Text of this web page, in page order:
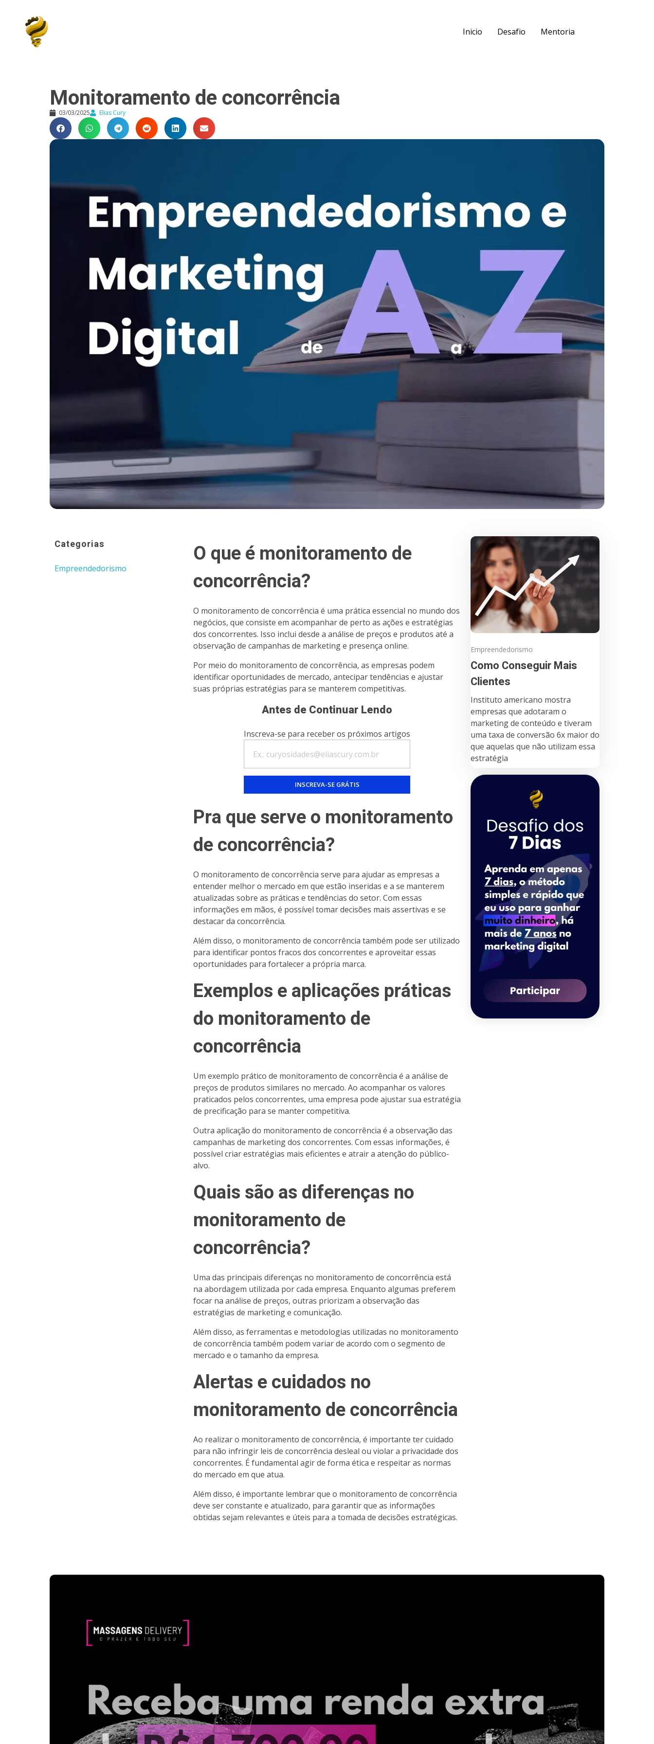
Inicio Desafio Mentoria
Monitoramento de concorrência
03/03/2025 Elias Cury
Categorias
Empreendedorismo
O que é monitoramento de
concorrência?
O monitoramento de concorrência é uma prática essencial no mundo dos
negócios, que consiste em acompanhar de perto as ações e estratégias
dos concorrentes. Isso inclui desde a análise de preços e produtos até a
observação de campanhas de marketing e presença online.
Por meio do monitoramento de concorrência, as empresas podem
identificar oportunidades de mercado, antecipar tendências e ajustar
suas próprias estratégias para se manterem competitivas.
Antes de Continuar Lendo
Inscreva-se para receber os próximos artigos
Pra que serve o monitoramento
de concorrência?
O monitoramento de concorrência serve para ajudar as empresas a
entender melhor o mercado em que estão inseridas e a se manterem
atualizadas sobre as práticas e tendências do setor. Com essas
informações em mãos, é possível tomar decisões mais assertivas e se
destacar da concorrência.
Além disso, o monitoramento de concorrência também pode ser utilizado
para identificar pontos fracos dos concorrentes e aproveitar essas
oportunidades para fortalecer a própria marca.
Exemplos e aplicações práticas
do monitoramento de
concorrência
Um exemplo prático de monitoramento de concorrência é a análise de
preços de produtos similares no mercado. Ao acompanhar os valores
praticados pelos concorrentes, uma empresa pode ajustar sua estratégia
de precificação para se manter competitiva.
Outra aplicação do monitoramento de concorrência é a observação das
campanhas de marketing dos concorrentes. Com essas informações, é
possível criar estratégias mais eficientes e atrair a atenção do público-
alvo.
Quais são as diferenças no
monitoramento de
concorrência?
Uma das principais diferenças no monitoramento de concorrência está
na abordagem utilizada por cada empresa. Enquanto algumas preferem
focar na análise de preços, outras priorizam a observação das
estratégias de marketing e comunicação.
Além disso, as ferramentas e metodologias utilizadas no monitoramento
de concorrência também podem variar de acordo com o segmento de
mercado e o tamanho da empresa.
Alertas e cuidados no
monitoramento de concorrência
Ao realizar o monitoramento de concorrência, é importante ter cuidado
para não infringir leis de concorrência desleal ou violar a privacidade dos
concorrentes. É fundamental agir de forma ética e respeitar as normas
do mercado em que atua.
Além disso, é importante lembrar que o monitoramento de concorrência
deve ser constante e atualizado, para garantir que as informações
obtidas sejam relevantes e úteis para a tomada de decisões estratégicas.
Empreendedorismo
Como Conseguir Mais
Clientes
Instituto americano mostra
empresas que adotaram o
marketing de conteúdo e tiveram
uma taxa de conversão 6x maior do
que aquelas que não utilizam essa
estratégia